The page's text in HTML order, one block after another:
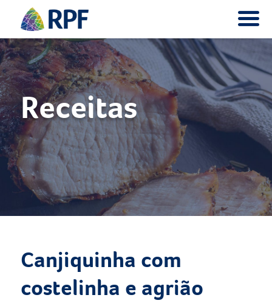
Receitas
Canjiquinha com
costelinha e agrião